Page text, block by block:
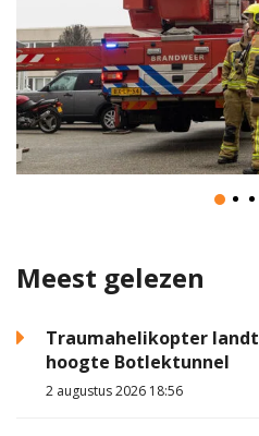
Meest gelezen
Traumahelikopter
hoogte Botlektunnel
2 augustus 2026 18:56